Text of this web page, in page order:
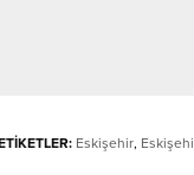
Eskişehir,